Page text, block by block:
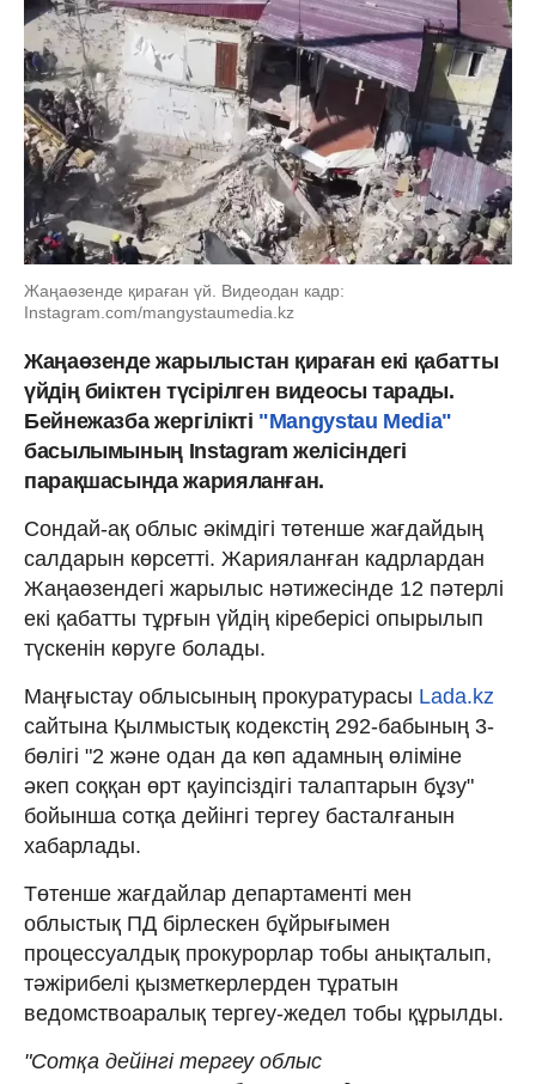
Жаңаөзенде қираған үй. Видеодан кадр:
Іnstagram.com/mangystaumedia.kz
Жаңаөзенде жарылыстан қираған екі қабатты
үйдің биіктен түсірілген видеосы тарады.
Бейнежазба жергілікті "Mangystau Media"
басылымының Instagram желісіндегі
парақшасында жарияланған.
Сондай-ақ облыс әкімдігі төтенше жағдайдың
салдарын көрсетті. Жарияланған кадрлардан
Жаңаөзендегі жарылыс нәтижесінде 12 пәтерлі
екі қабатты тұрғын үйдің кіреберісі опырылып
түскенін көруге болады.
Маңғыстау облысының прокуратурасы Lada.kz
сайтына Қылмыстық кодекстің 292-бабының 3-
бөлігі "2 және одан да көп адамның өліміне
әкеп соққан өрт қауіпсіздігі талаптарын бұзу"
бойынша сотқа дейінгі тергеу басталғанын
хабарлады.
Төтенше жағдайлар департаменті мен
облыстық ПД бірлескен бұйрығымен
процессуалдық прокурорлар тобы анықталып,
тәжірибелі қызметкерлерден тұратын
ведомствоаралық тергеу-жедел тобы құрылды.
"Сотқа дейінгі тергеу облыс